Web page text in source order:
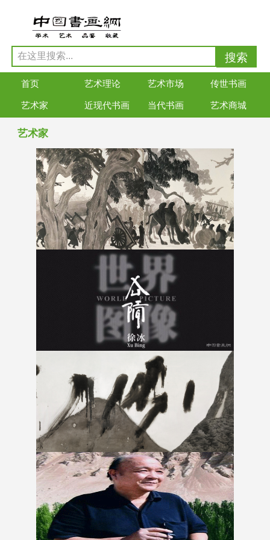
首页 艺术理论 艺术市场 传世书画
艺术家 近现代书画 当代书画 艺术商城
艺术家